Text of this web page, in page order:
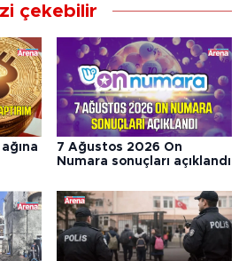
çekebilir
7 Ağustos 2026 On
Numara sonuçları açıklandı